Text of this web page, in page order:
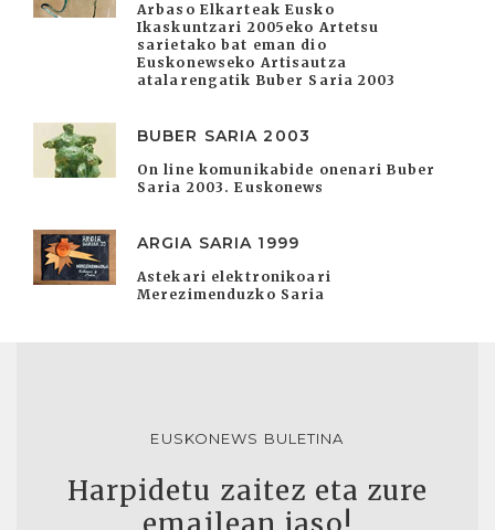
Arbaso Elkarteak Eusko
Ikaskuntzari 2005eko Artetsu
sarietako bat eman dio
Euskonewseko Artisautza
atalarengatik Buber Saria 2003
BUBER SARIA 2003
On line komunikabide onenari Buber
Saria 2003. Euskonews
ARGIA SARIA 1999
Astekari elektronikoari
Merezimenduzko Saria
EUSKONEWS BULETINA
Harpidetu zaitez eta zure